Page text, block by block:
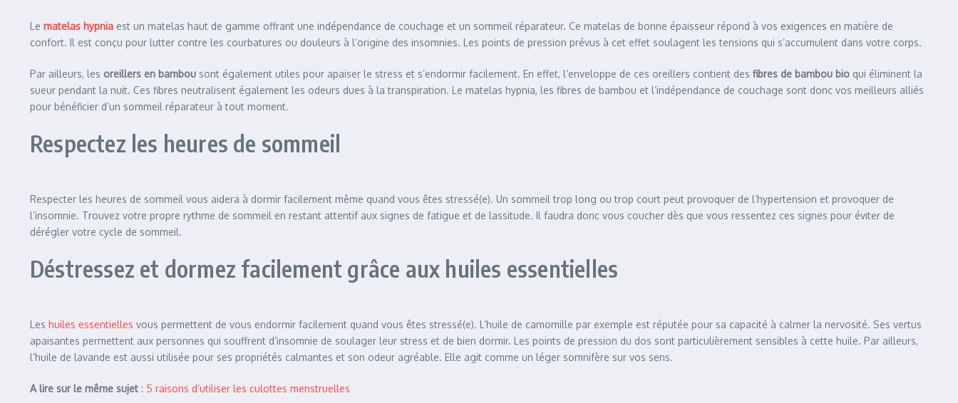
Le matelas hypnia est un matelas haut de gamme offrant une indépendance de couchage et un sommeil réparateur. Ce matelas de bonne épaisseur répond à vos exigences en matière de
confort. Il est conçu pour lutter contre les courbatures ou douleurs à l’origine des insomnies. Les points de pression prévus à cet effet soulagent les tensions qui s’accumulent dans votre corps.
Par ailleurs, les oreillers en bambou sont également utiles pour apaiser le stress et s’endormir facilement. En effet, l’enveloppe de ces oreillers contient des fibres de bambou bio qui éliminent la
sueur pendant la nuit. Ces fibres neutralisent également les odeurs dues à la transpiration. Le matelas hypnia, les fibres de bambou et l’indépendance de couchage sont donc vos meilleurs alliés
pour bénéficier d’un sommeil réparateur à tout moment.
Respectez les heures de sommeil
Respecter les heures de sommeil vous aidera à dormir facilement même quand vous êtes stressé(e). Un sommeil trop long ou trop court peut provoquer de l’hypertension et provoquer de
l’insomnie. Trouvez votre propre rythme de sommeil en restant attentif aux signes de fatigue et de lassitude. Il faudra donc vous coucher dès que vous ressentez ces signes pour éviter de
dérégler votre cycle de sommeil.
Déstressez et dormez facilement grâce aux huiles essentielles
Les huiles essentielles vous permettent de vous endormir facilement quand vous êtes stressé(e). L’huile de camomille par exemple est réputée pour sa capacité à calmer la nervosité. Ses vertus
apaisantes permettent aux personnes qui souffrent d’insomnie de soulager leur stress et de bien dormir. Les points de pression du dos sont particulièrement sensibles à cette huile. Par ailleurs,
l’huile de lavande est aussi utilisée pour ses propriétés calmantes et son odeur agréable. Elle agit comme un léger somnifère sur vos sens.
A lire sur le même sujet : 5 raisons d’utiliser les culottes menstruelles